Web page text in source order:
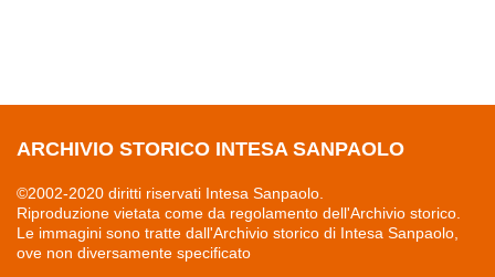
ARCHIVIO STORICO INTESA SANPAOLO
©2002-2020 diritti riservati Intesa Sanpaolo.
Riproduzione vietata come da regolamento dell'Archivio storico.
Le immagini sono tratte dall'Archivio storico di Intesa Sanpaolo,
ove non diversamente specificato